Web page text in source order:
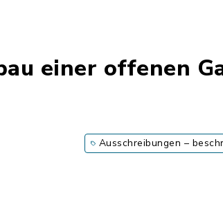
einer offenen
Ausschreibungen –